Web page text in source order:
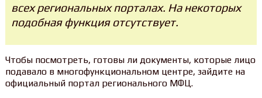
всех региональных порталах. На некоторых
подобная функция отсутствует.
Чтобы посмотреть, готовы ли документы, которые лицо
подавало в многофункциональном центре, зайдите на
официальный портал регионального МФЦ.